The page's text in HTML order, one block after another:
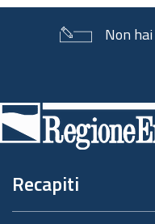
Non
di
pagina
Recapiti